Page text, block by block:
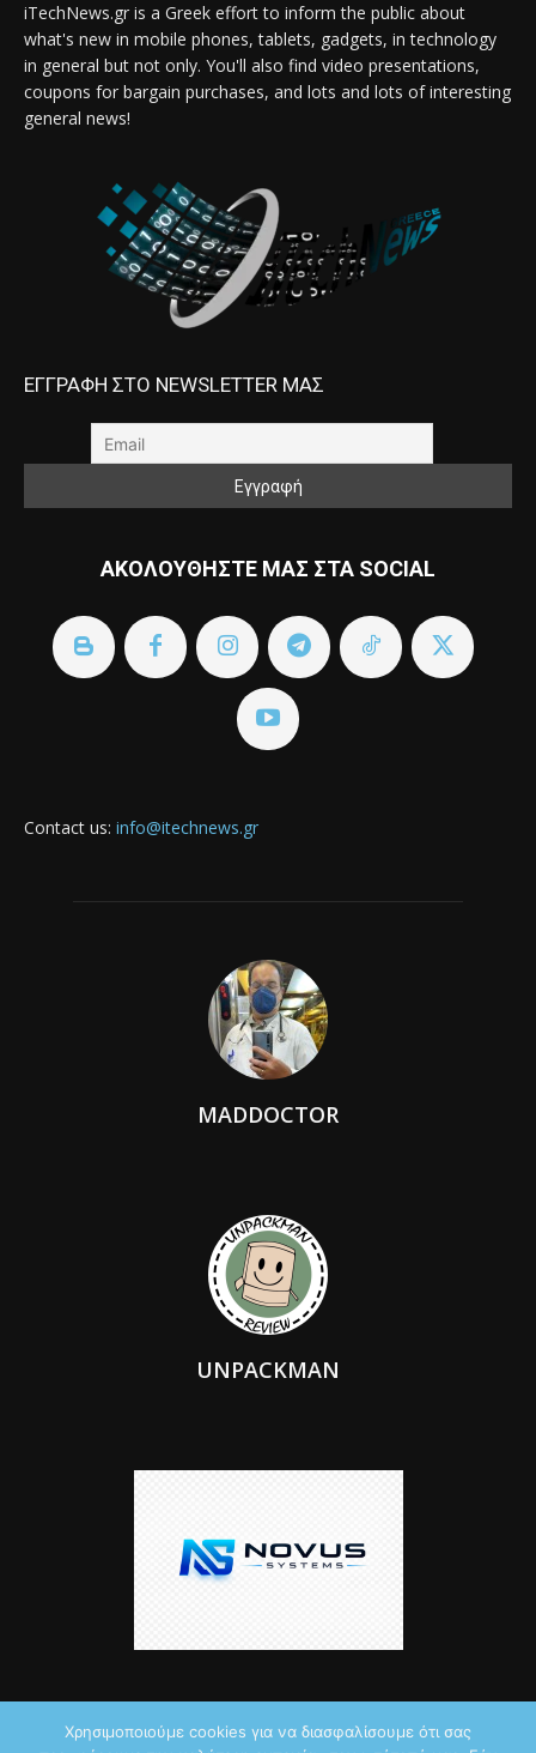
iTechNews.gr is a Greek effort to inform the public about
what's new in mobile phones, tablets, gadgets, in technology
in general but not only. You'll also find video presentations,
coupons for bargain purchases, and lots and lots of interesting
general news!
ΕΓΓΡΑΦΗ ΣΤΟ NEWSLETTER ΜΑΣ
ΑΚΟΛΟΥΘΗΣΤΕ ΜΑΣ ΣΤΑ SOCIAL
Contact us: info@itechnews.gr
MADDOCTOR
UNPACKMAN
Χρησιμοποιούμε cookies για να διασφαλίσουμε ότι σας